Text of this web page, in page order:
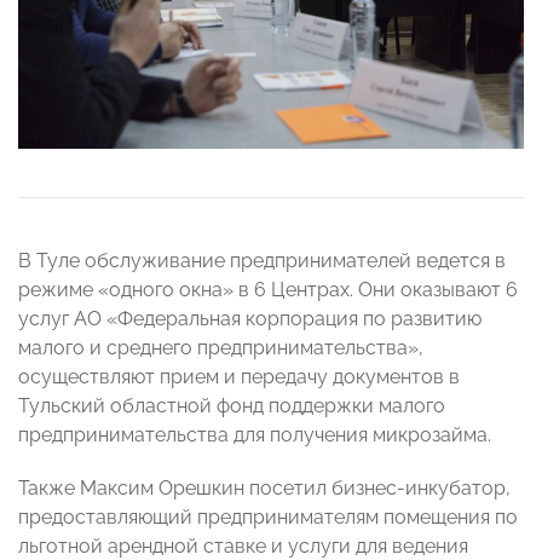
В Туле обслуживание предпринимателей ведется в
режиме «одного окна» в 6 Центрах. Они оказывают 6
услуг АО «Федеральная корпорация по развитию
малого и среднего предпринимательства»,
осуществляют прием и передачу документов в
Тульский областной фонд поддержки малого
предпринимательства для получения микрозайма.
Также Максим Орешкин посетил бизнес-инкубатор,
предоставляющий предпринимателям помещения по
льготной арендной ставке и услуги для ведения